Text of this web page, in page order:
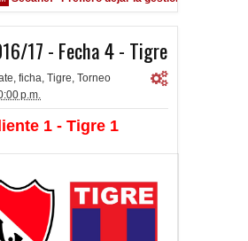
17 - Fecha 4 - Tigre
, ficha, Tigre, Torneo
p.m.
1 - Tigre 1